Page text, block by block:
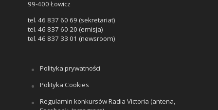
99-400 Łowicz
tel. 46 837 60 69 (sekretariat)
tel. 46 837 60 20 (emisja)
tel. 46 837 33 01 (newsroom)
Polityka prywatności
Polityka Cookies
Regulamin konkursów Radia Victoria (antena,